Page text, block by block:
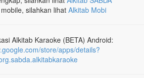
silahkan lihat Alkitab Mobi
Alkitab Karaoke (BETA) Android:
store/apps/details?